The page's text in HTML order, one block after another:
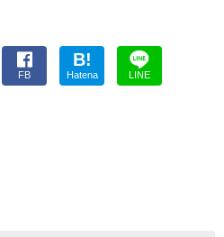
FB
B!
Hatena LINE